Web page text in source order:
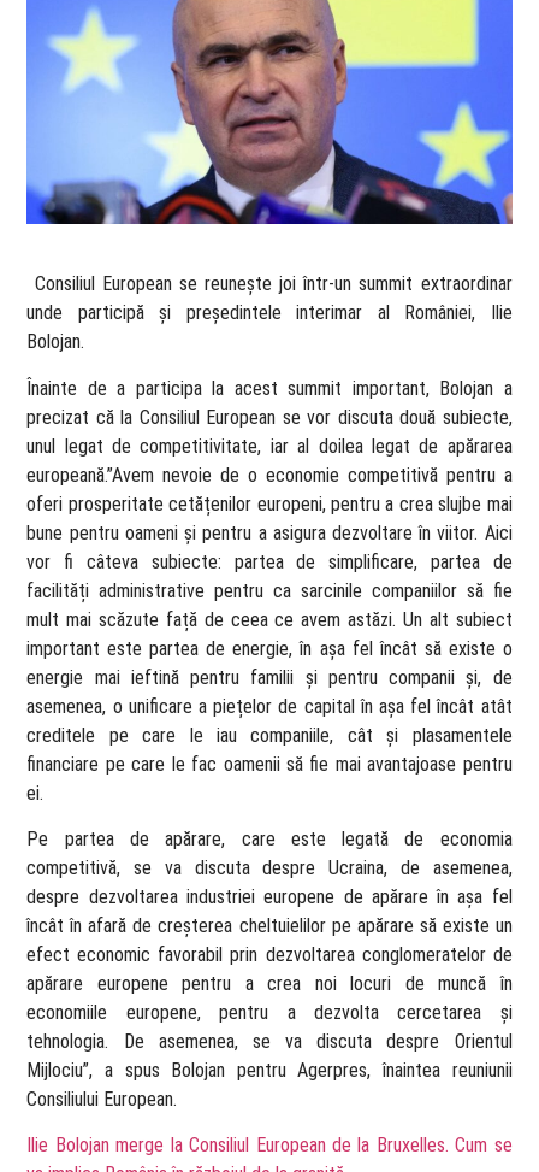
​ Consiliul European se reunește joi într-un summit extraordinar
unde participă și președintele interimar al României, Ilie
Bolojan.
Înainte de a participa la acest summit important, Bolojan a
precizat că la Consiliul European se vor discuta două subiecte,
unul legat de competitivitate, iar al doilea legat de apărarea
europeană.”Avem nevoie de o economie competitivă pentru a
oferi prosperitate cetățenilor europeni, pentru a crea slujbe mai
bune pentru oameni și pentru a asigura dezvoltare în viitor. Aici
vor fi câteva subiecte: partea de simplificare, partea de
facilități administrative pentru ca sarcinile companiilor să fie
mult mai scăzute față de ceea ce avem astăzi. Un alt subiect
important este partea de energie, în așa fel încât să existe o
energie mai ieftină pentru familii și pentru companii și, de
asemenea, o unificare a piețelor de capital în așa fel încât atât
creditele pe care le iau companiile, cât și plasamentele
financiare pe care le fac oamenii să fie mai avantajoase pentru
ei.
Pe partea de apărare, care este legată de economia
competitivă, se va discuta despre Ucraina, de asemenea,
despre dezvoltarea industriei europene de apărare în așa fel
încât în afară de creșterea cheltuielilor pe apărare să existe un
efect economic favorabil prin dezvoltarea conglomeratelor de
apărare europene pentru a crea noi locuri de muncă în
economiile europene, pentru a dezvolta cercetarea și
tehnologia. De asemenea, se va discuta despre Orientul
Mijlociu”, a spus Bolojan pentru Agerpres, înaintea reuniunii
Consiliului European.
Ilie Bolojan merge la Consiliul European de la Bruxelles. Cum se